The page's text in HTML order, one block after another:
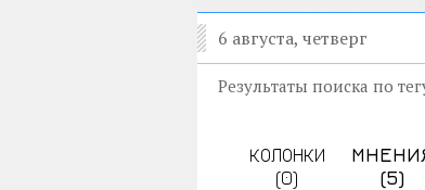
6 августа, четверг
Результаты поиска по
КОЛОНКИ
(0)
(5)